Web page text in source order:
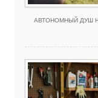
АВТОНОМНЫЙ ДУШ